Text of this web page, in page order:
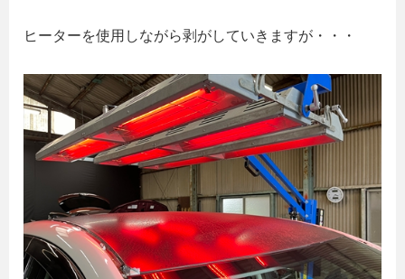
ヒーターを使用しながら剥がしていきますが・・・